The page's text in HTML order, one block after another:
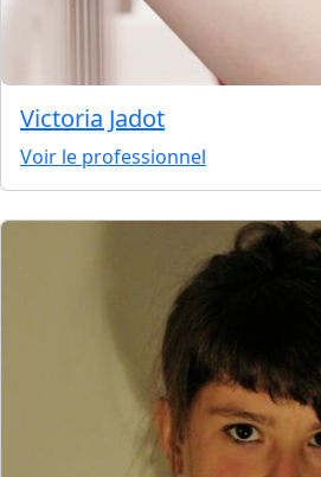
Victoria Jadot
Voir le professionnel